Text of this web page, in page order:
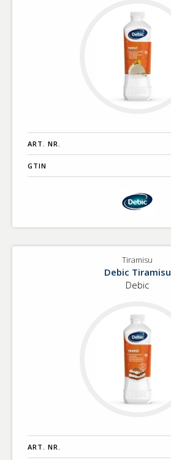
ART. NR.
GTIN
Tiramisu
Debic Tiramisu
Debic
ART. NR.